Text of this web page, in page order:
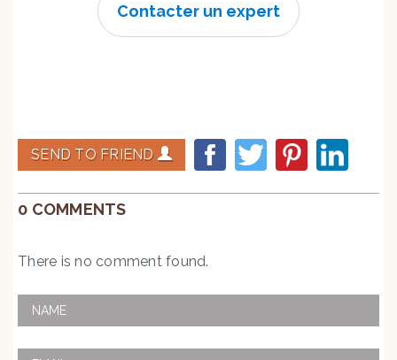
Contacter un expert
SEND TO FRIEND
0 COMMENTS
There is no comment found.